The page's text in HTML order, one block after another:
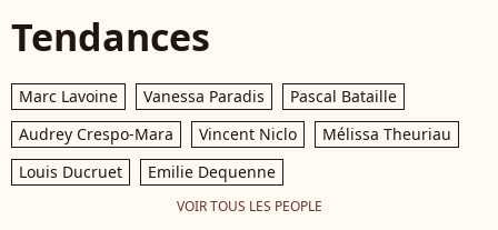
Tendances
Marc Lavoine Vanessa Paradis
Pascal Bataille
Audrey Crespo-Mara
Vincent Niclo
Mélissa Theuriau
Louis Ducruet
Emilie Dequenne
VOIR TOUS LES PEOPLE